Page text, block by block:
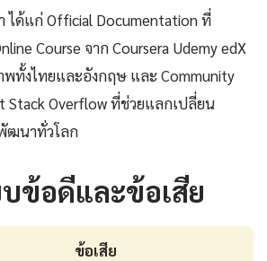
ได้แก่ Official Documentation ที่
Course จาก Coursera Udemy edX
พทั้งไทยและอังกฤษ และ Community
Stack Overflow ที่ช่วยแลกเปลี่ยน
ฒนาทั่วโลก
ข้อดีและข้อเสีย
ข้อเสีย